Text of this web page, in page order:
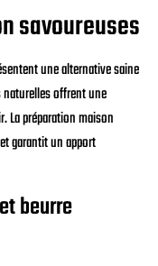
savoureuses
une alternative saine
naturelles offrent une
La préparation maison
garantit un apport
beurre